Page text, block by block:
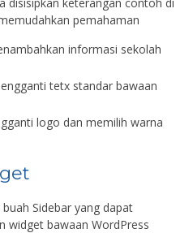
pemahaman
informasi sekolah
tetx standar bawaan
logo dan memilih warna
Sidebar yang dapat
widget bawaan WordPress